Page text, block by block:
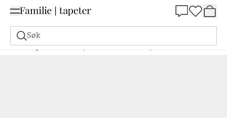
Søk
Maling Bestill basert på NCS Bestill basert på NCS 8505-B80G